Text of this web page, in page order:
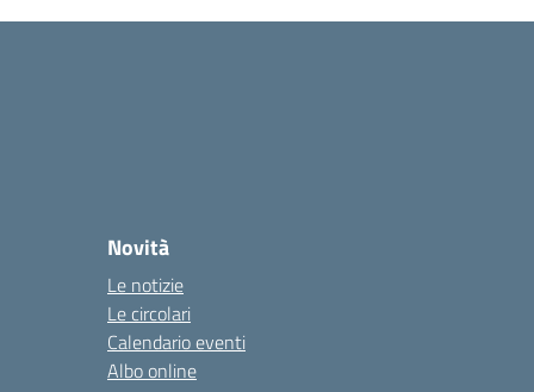
Novità
Le notizie
Le circolari
Calendario eventi
Albo online